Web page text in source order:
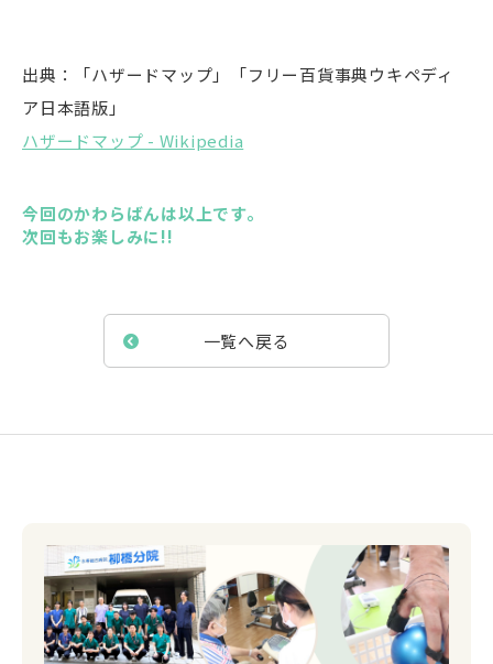
出典：「ハザードマップ」「フリー百貨事典ウキペディ
ア日本語版」
ハザードマップ - Wikipedia
今回のかわらばんは以上です。
次回もお楽しみに!!
一覧へ戻る